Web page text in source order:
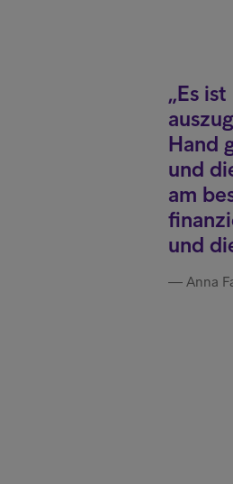
Es
Hand
und
am
und
Anna